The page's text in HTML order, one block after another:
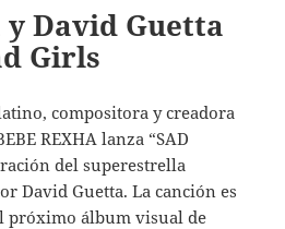
y David Guetta
Girls
compositora y creadora
REXHA lanza “SAD
del superestrella
David Guetta. La canción es
próximo álbum visual de